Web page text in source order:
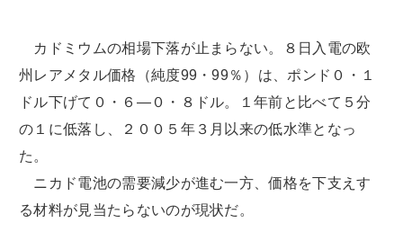
カドミウムの相場下落が止まらない。８日入電の欧
州レアメタル価格（純度99・99％）は、ポンド０・１
ドル下げて０・６―０・８ドル。１年前と比べて５分
の１に低落し、２００５年３月以来の低水準となっ
た。
ニカド電池の需要減少が進む一方、価格を下支えす
る材料が見当たらないのが現状だ。